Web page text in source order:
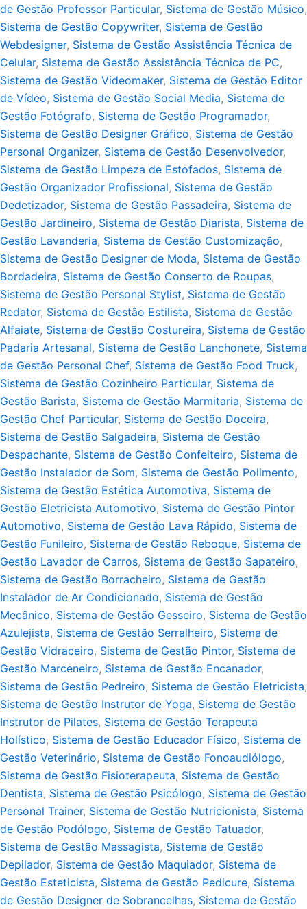
de Gestão Professor Particular, Sistema de Gestão Músico,
Sistema de Gestão Copywriter, Sistema de Gestão
Webdesigner, Sistema de Gestão Assistência Técnica de
Celular, Sistema de Gestão Assistência Técnica de PC,
Sistema de Gestão Videomaker, Sistema de Gestão Editor
de Vídeo, Sistema de Gestão Social Media, Sistema de
Gestão Fotógrafo, Sistema de Gestão Programador,
Sistema de Gestão Designer Gráfico, Sistema de Gestão
Personal Organizer, Sistema de Gestão Desenvolvedor,
Sistema de Gestão Limpeza de Estofados, Sistema de
Gestão Organizador Profissional, Sistema de Gestão
Dedetizador, Sistema de Gestão Passadeira, Sistema de
Gestão Jardineiro, Sistema de Gestão Diarista, Sistema de
Gestão Lavanderia, Sistema de Gestão Customização,
Sistema de Gestão Designer de Moda, Sistema de Gestão
Bordadeira, Sistema de Gestão Conserto de Roupas,
Sistema de Gestão Personal Stylist, Sistema de Gestão
Redator, Sistema de Gestão Estilista, Sistema de Gestão
Alfaiate, Sistema de Gestão Costureira, Sistema de Gestão
Padaria Artesanal, Sistema de Gestão Lanchonete, Sistema
de Gestão Personal Chef, Sistema de Gestão Food Truck,
Sistema de Gestão Cozinheiro Particular, Sistema de
Gestão Barista, Sistema de Gestão Marmitaria, Sistema de
Gestão Chef Particular, Sistema de Gestão Doceira,
Sistema de Gestão Salgadeira, Sistema de Gestão
Despachante, Sistema de Gestão Confeiteiro, Sistema de
Gestão Instalador de Som, Sistema de Gestão Polimento,
Sistema de Gestão Estética Automotiva, Sistema de
Gestão Eletricista Automotivo, Sistema de Gestão Pintor
Automotivo, Sistema de Gestão Lava Rápido, Sistema de
Gestão Funileiro, Sistema de Gestão Reboque, Sistema de
Gestão Lavador de Carros, Sistema de Gestão Sapateiro,
Sistema de Gestão Borracheiro, Sistema de Gestão
Instalador de Ar Condicionado, Sistema de Gestão
Mecânico, Sistema de Gestão Gesseiro, Sistema de Gestão
Azulejista, Sistema de Gestão Serralheiro, Sistema de
Gestão Vidraceiro, Sistema de Gestão Pintor, Sistema de
Gestão Marceneiro, Sistema de Gestão Encanador,
Sistema de Gestão Pedreiro, Sistema de Gestão Eletricista,
Sistema de Gestão Instrutor de Yoga, Sistema de Gestão
Instrutor de Pilates, Sistema de Gestão Terapeuta
Holístico, Sistema de Gestão Educador Físico, Sistema de
Gestão Veterinário, Sistema de Gestão Fonoaudiólogo,
Sistema de Gestão Fisioterapeuta, Sistema de Gestão
Dentista, Sistema de Gestão Psicólogo, Sistema de Gestão
Personal Trainer, Sistema de Gestão Nutricionista, Sistema
de Gestão Podólogo, Sistema de Gestão Tatuador,
Sistema de Gestão Massagista, Sistema de Gestão
Depilador, Sistema de Gestão Maquiador, Sistema de
Gestão Esteticista, Sistema de Gestão Pedicure, Sistema
de Gestão Designer de Sobrancelhas, Sistema de Gestão